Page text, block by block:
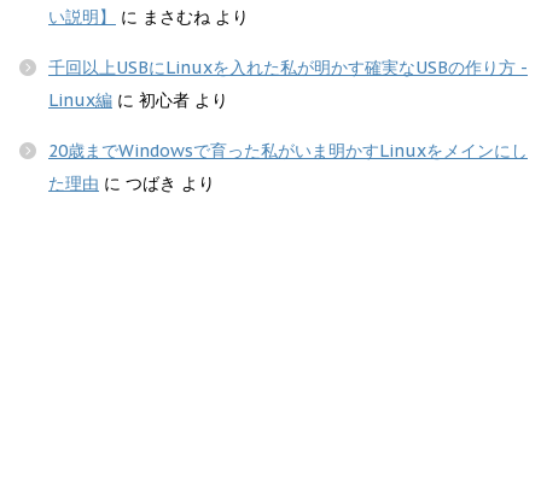
い説明】
に まさむね より
千回以上USBにLinuxを入れた私が明かす確実なUSBの作り方 -
Linux編 に 初心者 より
20歳までWindowsで育った私がいま明かすLinuxをメインにし
た理由 に つばき より